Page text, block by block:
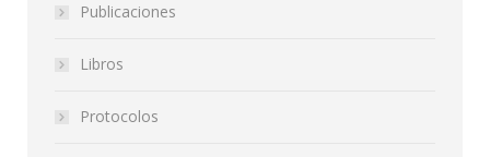
Publicaciones
Libros
Protocolos